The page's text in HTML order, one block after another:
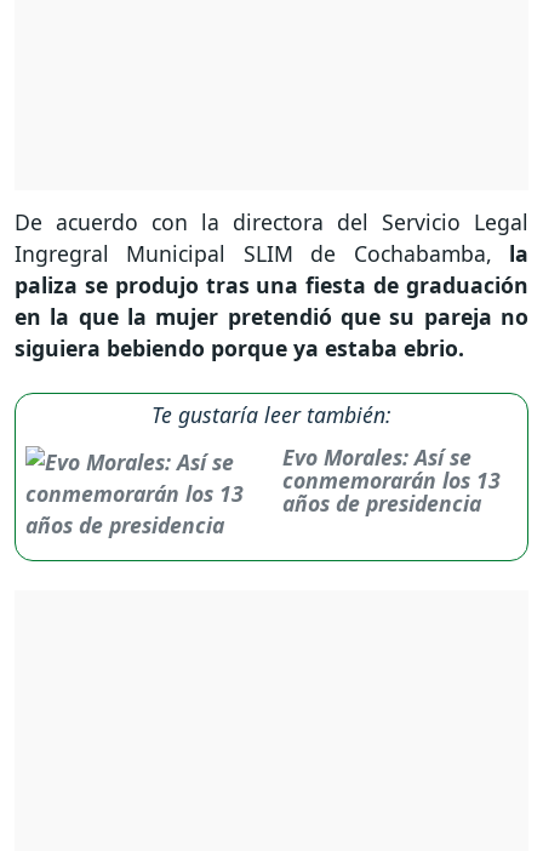
De acuerdo con la directora del Servicio Legal
Ingregral Municipal SLIM de Cochabamba, la
paliza se produjo tras una fiesta de graduación
en la que la mujer pretendió que su pareja no
siguiera bebiendo porque ya estaba ebrio.
Te gustaría leer también:
Evo Morales: Así se
conmemorarán los 13
años de presidencia